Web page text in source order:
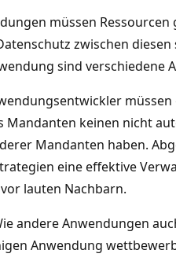
müssen
zwischen
sind verschiedene
Mandanten keinen nicht
Mandanten haben.
eine effektive
lauten Nachbarn.
andere Anwendungen
Anwendung